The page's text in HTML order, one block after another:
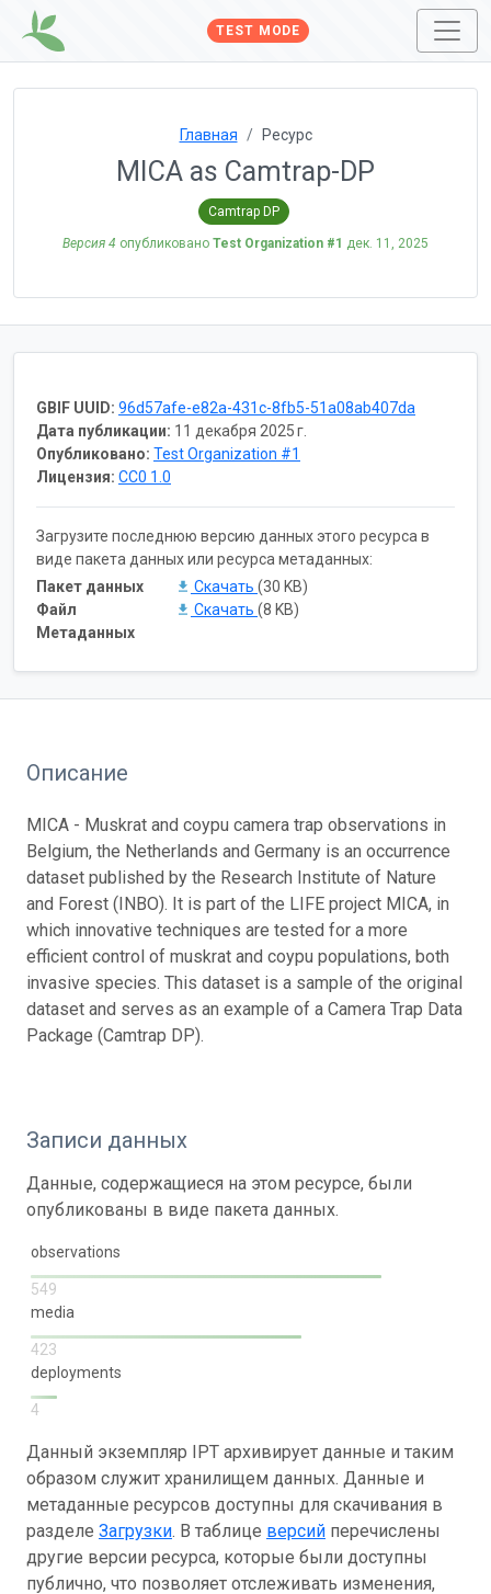
TEST MODE
Главная Ресурс
MICA as Camtrap-DP
Camtrap DP
Версия 4 опубликовано Test Organization #1 дек. 11, 2025
GBIF UUID: 96d57afe-e82a-431c-8fb5-51a08ab407da
Дата публикации: 11 декабря 2025 г.
Опубликовано: Test Organization #1
Лицензия: CC0 1.0
Загрузите последнюю версию данных этого ресурса в
виде пакета данных или ресурса метаданных:
Пакет данных
Скачать (30 KB)
Файл
Метаданных
Скачать (8 KB)
Описание
MICA - Muskrat and coypu camera trap observations in
Belgium, the Netherlands and Germany is an occurrence
dataset published by the Research Institute of Nature
and Forest (INBO). It is part of the LIFE project MICA, in
which innovative techniques are tested for a more
efficient control of muskrat and coypu populations, both
invasive species. This dataset is a sample of the original
dataset and serves as an example of a Camera Trap Data
Package (Camtrap DP).
Записи данных
Данные, содержащиеся на этом ресурсе, были
опубликованы в виде пакета данных.
observations
549
media
423
deployments
4
Данный экземпляр IPT архивирует данные и таким
образом служит хранилищем данных. Данные и
метаданные ресурсов доступны для скачивания в
разделе Загрузки. В таблице версий перечислены
другие версии ресурса, которые были доступны
публично, что позволяет отслеживать изменения,